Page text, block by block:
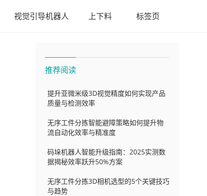
视觉引导机器人 上下料 标签页
推荐阅读
提升亚微米级3D视觉精度如何实现产品
质量与检测效率
无序工件分拣智能避障策略如何提升物
流自动化效率与精准度
码垛机器人智能升级指南：2025实测数
据揭秘效率跃升50%方案
无序工件分拣3D相机选型的5个关键技巧
与趋势